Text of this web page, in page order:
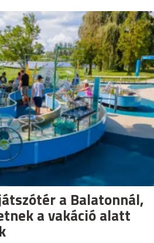
a Balatonnál,
a vakáció alatt